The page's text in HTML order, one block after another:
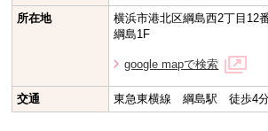
所在地
横浜市港北区綱島西2丁目12
綱島1F
google mapで検索
交通 東急東横線 綱島駅 徒歩4